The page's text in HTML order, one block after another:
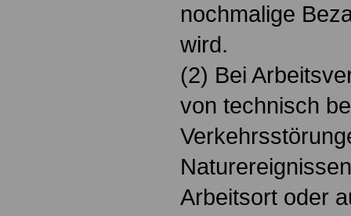
nochmalige
wird.
(2) Bei
von technisch
Arbeitsort oder